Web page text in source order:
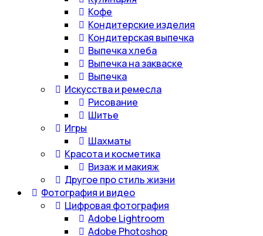
Кофе
Кондитерские изделия
Кондитерская выпечка
Выпечка хлеба
Выпечка на закваске
Выпечка
Искусства и ремесла
Рисование
Шитье
Игры
Шахматы
Красота и косметика
Визаж и макияж
Другое про стиль жизни
Фотография и видео
Цифровая фотография
Adobe Lightroom
Adobe Photoshop